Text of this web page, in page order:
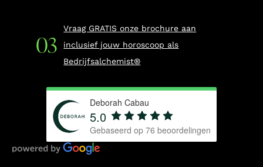
Vraag GRATIS onze brochure aan
inclusief jouw horoscoop als
Bedrijfsalchemist®
Deborah Cabau
5.0
Gebaseerd op 76 beoordelingen